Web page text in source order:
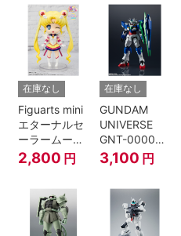
在庫なし
Figuarts mini
エターナルセ
ーラームーン-
Cosmos
edition-『美
ラームーン
Cosmos』
2,800 円
在庫なし
GUNDAM
UNIVERSE
GNT-0000
00 QAN[T]
3,100 円